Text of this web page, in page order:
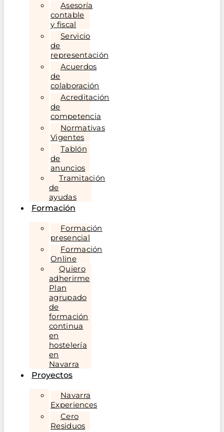
Asesoría
contable
y fiscal
Servicio
de
representación
Acuerdos
de
colaboración
Acreditación
de
competencia
Normativas
Vigentes
Tablón
de
anuncios
Tramitación
de
ayudas
Formación
Formación
presencial
Formación
Online
Quiero
adherirme
Plan
agrupado
de
formación
continua
en
hostelería
en
Navarra
Proyectos
Navarra
Experiences
Cero
Residuos